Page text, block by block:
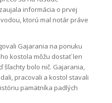
informácia o prvej
ktorú mal notár práve
Gajarania na ponuku
kostola môžu dostať len
šľachty bolo nič. Gajarania,
pracovali a kostol stavali
pamätníka padlých